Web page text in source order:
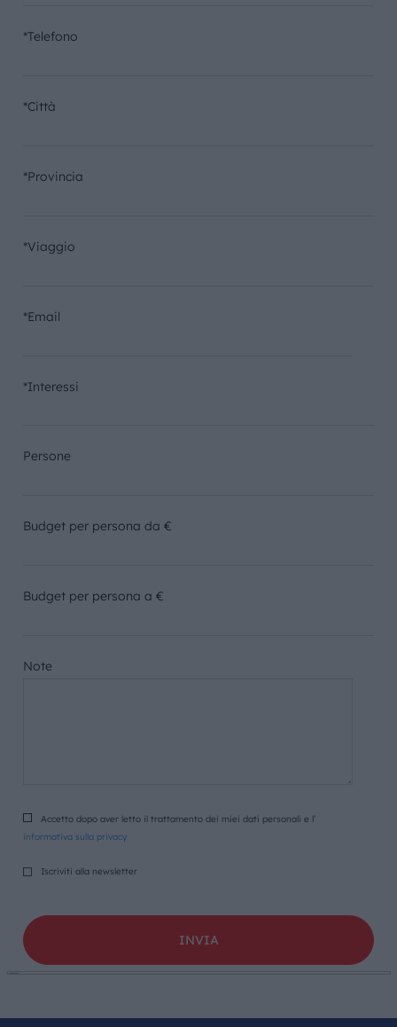
*Telefono
*Città
*Provincia
*Viaggio
*Email
*Interessi
Persone
Budget per persona da €
Budget per persona a €
Note
Accetto dopo aver letto il trattamento dei miei dati personali e l’
informativa sulla privacy
Iscriviti alla newsletter